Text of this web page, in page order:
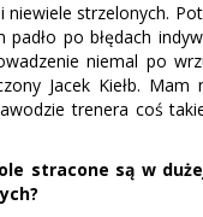
strzelonych.
po błędach
niemal po
Jacek Kiełb.
trenera coś
stracone są w